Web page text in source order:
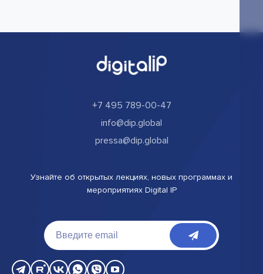
+7 495 789-00-47
info@dip.global
pressa@dip.global
Узнайте об открытых лекциях, новых программах и
мероприятиях Digital IP